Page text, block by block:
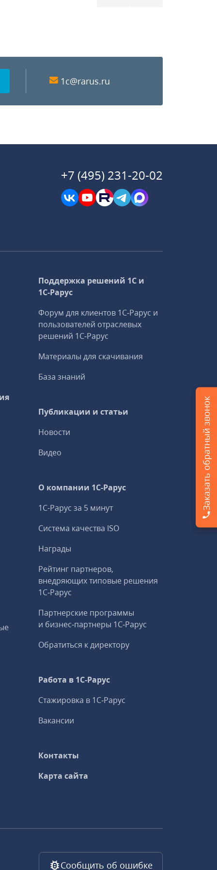
1c@rarus.ru
+7 (495) 231-20-02
Поддержка решений 1С и
1С‑Рарус
Форум для клиентов 1С‑Рарус и
пользователей отраслевых
решений 1С‑Рарус
Материалы для скачивания
База знаний
Публикации и статьи
Новости
Видео
О компании 1C-Рарус
1С-Рарус за 5 минут
Система качества ISO
Награды
Рейтинг партнеров,
внедряющих типовые решения
1С‑Рарус
Партнерские программы
и бизнес‑партнеры 1С‑Рарус
Обратиться к директору
Работа в 1С‑Рарус
Стажировка в 1С‑Рарус
Вакансии
Контакты
Карта сайта
Сообщить об ошибке
Заказать обратный звонок